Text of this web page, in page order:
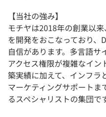
【当社の強み】
モチヤは2018年の創業以
を開発をおこなっており
自信があります。多言語サ
アクセス権限が複雑なイ
築実績に加えて、インフラ
マーケティングサポートま
るスペシャリストの集団で